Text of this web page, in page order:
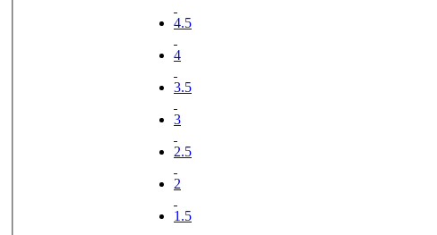
4.5
4
3.5
3
2.5
2
1.5